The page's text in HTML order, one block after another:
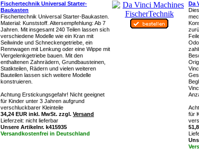
Fischertechnik Universal Starter-
Baukasten
Fischertechnik Universal Starter-Baukasten.
Material: Kunststoff. Altersempfehlung: Ab 7
Jahren. Mit insgesamt 240 Teilen lassen sich
verschiedene Modelle wie ein Kran mit
Seilwinde und Schneckengetriebe, ein
Rennwagen mit Lenkung oder eine Wippe mit
Viergelenkgetriebe bauen. Mit den
enthaltenen Zahnrädern, Grundbausteinen,
Statikteilen, Rädern und vielen weiteren
Bauteilen lassen sich weitere Modelle
konstruieren.
Achtung Erstickungsgefahr! Nicht geeignet
für Kinder unter 3 Jahren aufgrund
verschluckbarer Kleinteile
34,24 EUR inkl. MwSt. zzgl. Versand
Lieferzeit: nicht lieferbar
Unsere Artikelnr. k415935
Versandkostenfrei in Deutschland
Da
für